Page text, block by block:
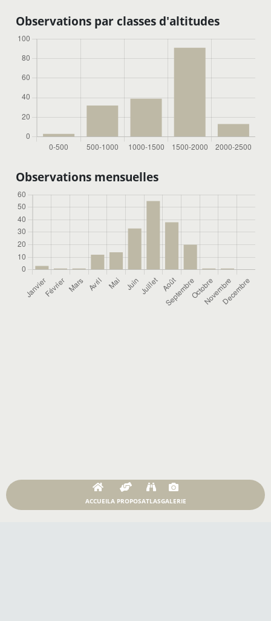
Observations par classes d'altitudes
Observations mensuelles